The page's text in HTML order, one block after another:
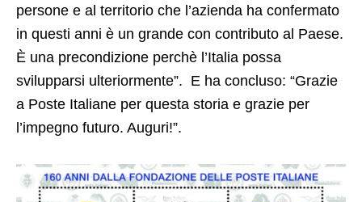
persone e al territorio che l’azienda ha confermato
in questi anni è un grande con contributo al Paese.
È una precondizione perchè l’Italia possa
svilupparsi ulteriormente”. E ha concluso: “Grazie
a Poste Italiane per questa storia e grazie per
l’impegno futuro. Auguri!”.